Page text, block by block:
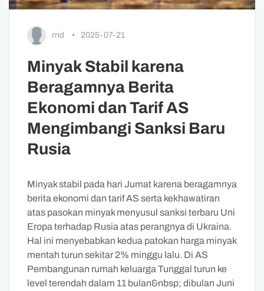
rnd • 2025-07-21
Minyak Stabil karena
Beragamnya Berita
Ekonomi dan Tarif AS
Mengimbangi Sanksi Baru
Rusia
Minyak stabil pada hari Jumat karena beragamnya
berita ekonomi dan tarif AS serta kekhawatiran
atas pasokan minyak menyusul sanksi terbaru Uni
Eropa terhadap Rusia atas perangnya di Ukraina.
Hal ini menyebabkan kedua patokan harga minyak
mentah turun sekitar 2% minggu lalu. Di AS
Pembangunan rumah keluarga Tunggal turun ke
level terendah dalam 11 bulan&nbsp; dibulan Juni